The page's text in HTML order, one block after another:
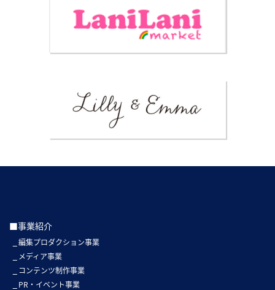
■事業紹介
編集プロダクション事業
メディア事業
コンテンツ制作事業
PR・イベント事業